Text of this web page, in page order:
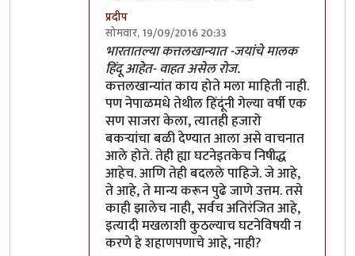
प्रदीप
सोमवार, 19/09/2016 20:33
In reply toसोशल मीडियावर फिरणे हीदेखील
भारतातल्या कत्तलखान्यात -जयांचे मालक
हिंदू आहेत- वाहत असेल रोज.
कत्तलखान्यांत काय होते मला माहिती नाही.
पण नेपाळमधे तेथील हिंदूंनी गेल्या वर्षी एक
सण साजरा केला, त्यातही हजारो
बकर्‍यांचा बळी देण्यात आला असे वाचनात
आले होते. तेही ह्या घटनेइतकेच निषीद्ध
आहेच. आणि तेही बदलले पाहिजे. जे आहे,
ते आहे, ते मान्य करून पुढे जाणे उत्तम. तसे
काही झालेच नाही, सर्वच अतिरंजित आहे,
इत्यादी मखलाशी कुठल्याच घटनेविषयी न
करणे हे शहाणपणाचे आहे, नाही?